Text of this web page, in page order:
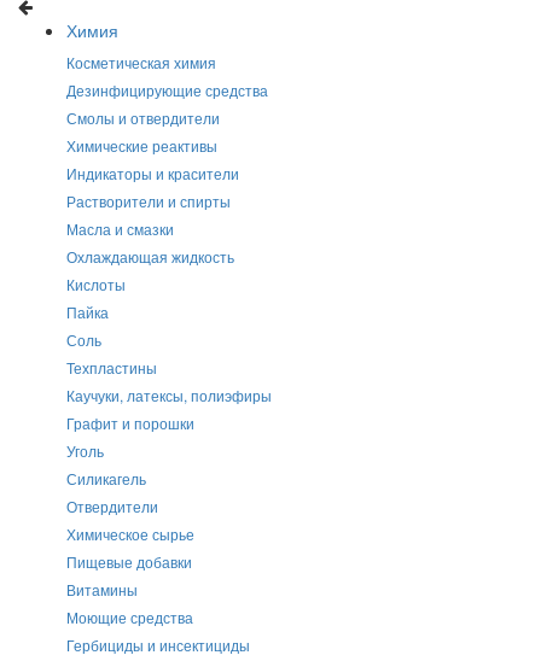
Химия
Косметическая химия
Дезинфицирующие средства
Смолы и отвердители
Химические реактивы
Индикаторы и красители
Растворители и спирты
Масла и смазки
Охлаждающая жидкость
Кислоты
Пайка
Соль
Техпластины
Каучуки, латексы, полиэфиры
Графит и порошки
Уголь
Силикагель
Отвердители
Химическое сырье
Пищевые добавки
Витамины
Моющие средства
Гербициды и инсектициды